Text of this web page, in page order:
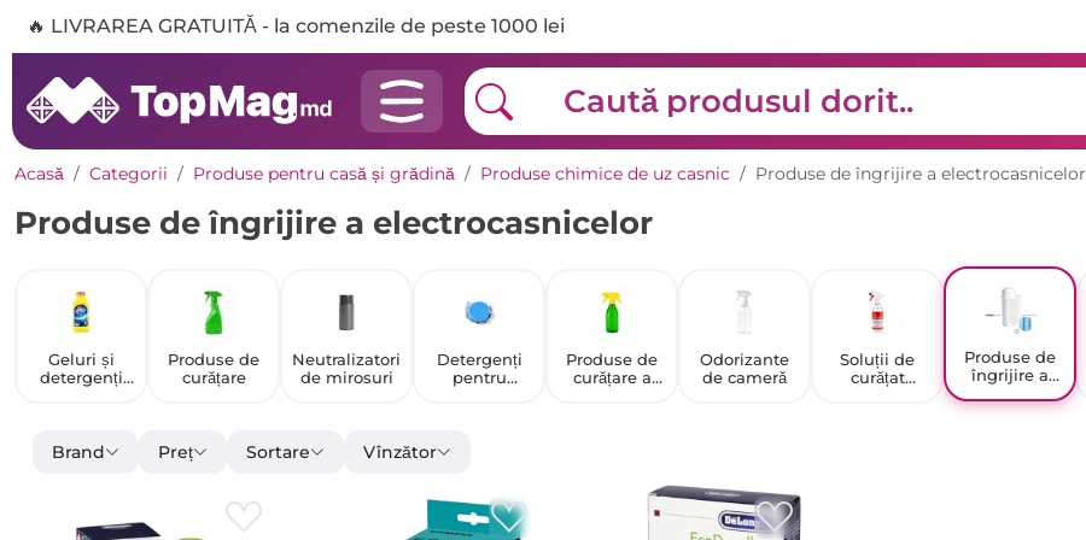
🔥 LIVRAREA GRATUITĂ - la comenzile de peste 1000 lei
Acasă Categorii Produse pentru casă și grădină Produse chimice de uz casnic Produse de îngrijire a electrocasnicelor
Produse de îngrijire a electrocasnicelor
Geluri și
detergenți
Produse de
curățare
Neutralizatori
de mirosuri
Detergenți
pentru
Produse de
curățare a
Odorizante
de cameră
Soluții de
curățat
Produse de
îngrijire a
electrocasnic
elor
Brand Preț Sortare Vînzător